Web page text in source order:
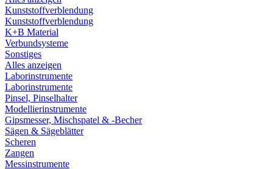
Kunststoffverblendung
Kunststoffverblendung
K+B Material
Verbundsysteme
Sonstiges
Alles anzeigen
Laborinstrumente
Laborinstrumente
Pinsel, Pinselhalter
Modellierinstrumente
Gipsmesser, Mischspatel & -Becher
Sägen & Sägeblätter
Scheren
Zangen
Messinstrumente